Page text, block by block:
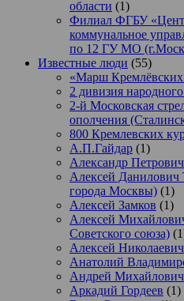
области (1)
Филиал ФГБУ
коммунальное
по 12 ГУ МО
Известные люди (55)
«Марш Кремлёвских
2 дивизия
2-й Московская
ополчения
800 Кремлевских
А.П.Гайдар (1)
Александр
Алексей Данилович
города Москвы) (1)
Алексей Замков (1)
Алексей
Советского союза)
Алексей
Анатолий
Андрей
Аркадий Гордеев (1)